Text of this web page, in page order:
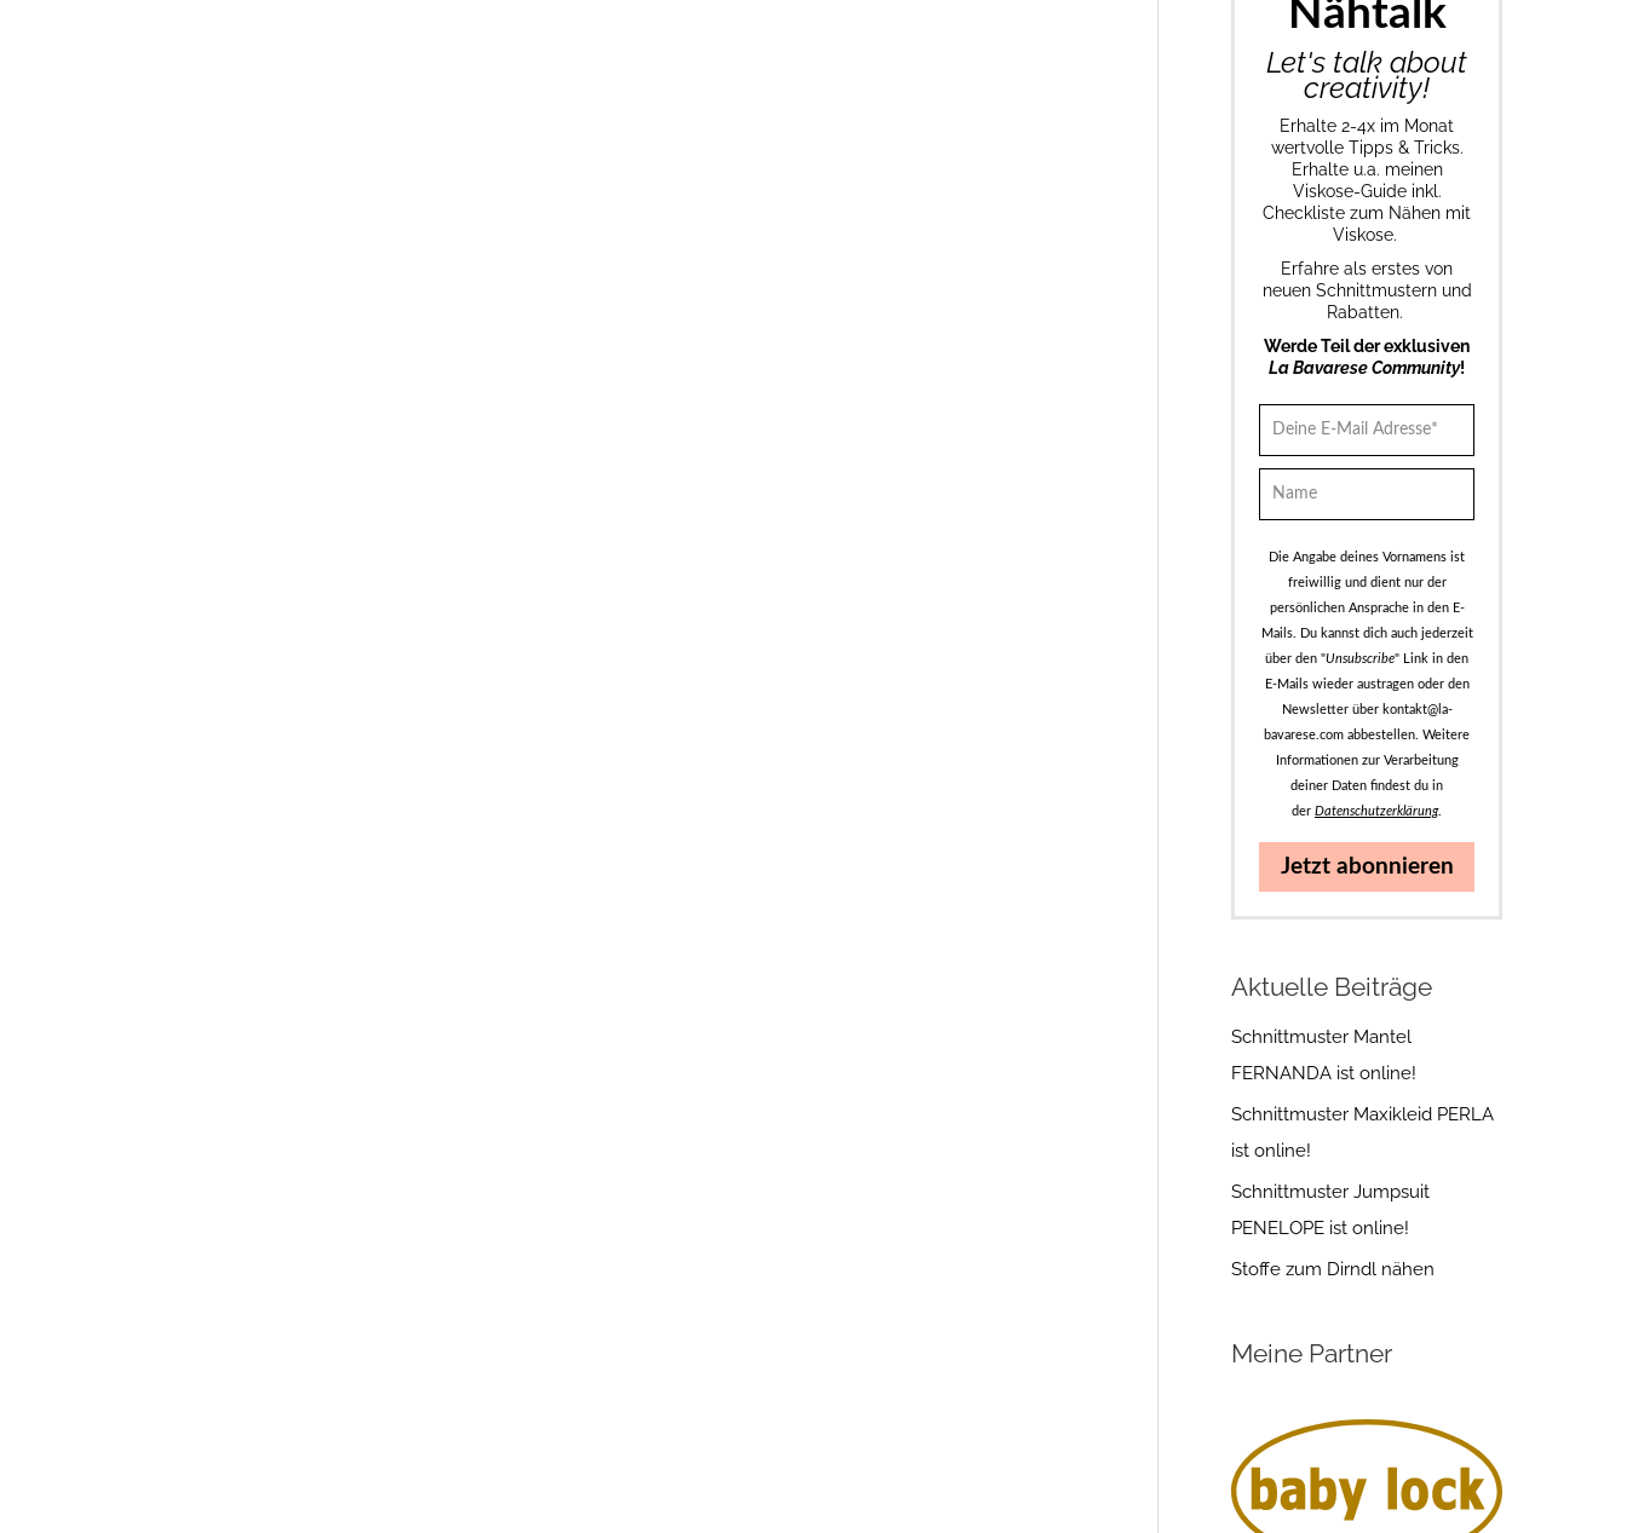
Nähtalk
Let's talk about
creativity!
Erhalte 2-4x im Monat
wertvolle Tipps & Tricks.
Erhalte u.a. meinen
Viskose-Guide inkl.
Checkliste zum Nähen mit
Viskose.
Erfahre als erstes von
neuen Schnittmustern und
Rabatten.
Werde Teil der exklusiven
La Bavarese Community!
Die Angabe deines Vornamens ist
freiwillig und dient nur der
persönlichen Ansprache in den E-
Mails. Du kannst dich auch jederzeit
über den "Unsubscribe" Link in den
E-Mails wieder austragen oder den
Newsletter über kontakt@la-
bavarese.com abbestellen. Weitere
Informationen zur Verarbeitung
deiner Daten findest du in
der Datenschutzerklärung.
Jetzt abonnieren
Aktuelle Beiträge
Schnittmuster Mantel
FERNANDA ist online!
Schnittmuster Maxikleid PERLA
ist online!
Schnittmuster Jumpsuit
PENELOPE ist online!
Stoffe zum Dirndl nähen
Meine Partner